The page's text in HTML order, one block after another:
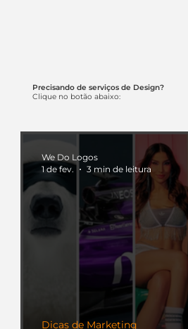
Precisando de serviços de Design?
Clique no botão abaixo:
Dicas de Marketing
We Do Logos
1 de fev.
3 min de leitura